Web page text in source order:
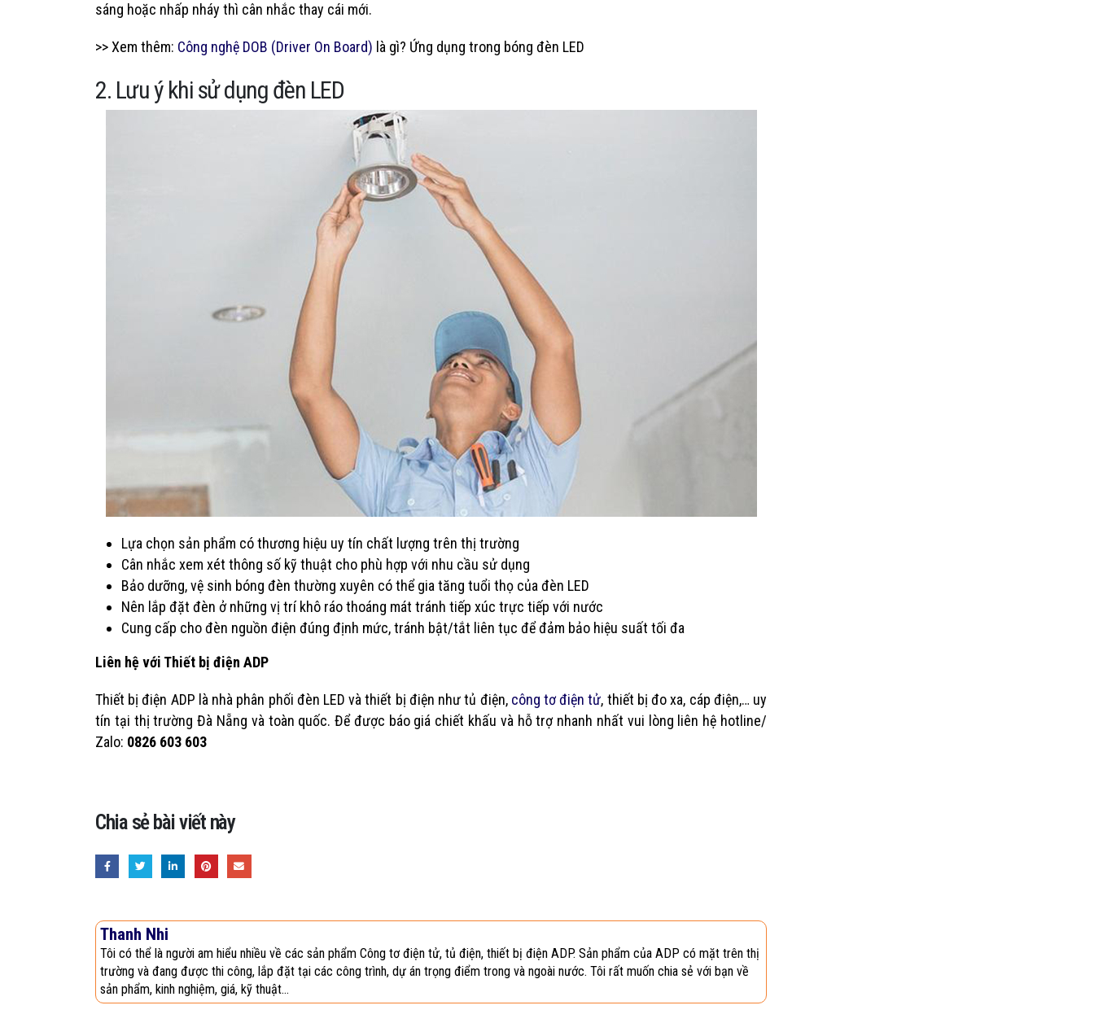
sáng hoặc nhấp nháy thì cân nhắc thay cái mới.
>> Xem thêm: Công nghệ DOB (Driver On Board) là gì? Ứng dụng trong bóng đèn LED
2. Lưu ý khi sử dụng đèn LED
Lựa chọn sản phẩm có thương hiệu uy tín chất lượng trên thị trường
Cân nhắc xem xét thông số kỹ thuật cho phù hợp với nhu cầu sử dụng
Bảo dưỡng, vệ sinh bóng đèn thường xuyên có thể gia tăng tuổi thọ của đèn LED
Nên lắp đặt đèn ở những vị trí khô ráo thoáng mát tránh tiếp xúc trực tiếp với nước
Cung cấp cho đèn nguồn điện đúng định mức, tránh bật/tắt liên tục để đảm bảo hiệu suất tối đa
Liên hệ với Thiết bị điện ADP
Thiết bị điện ADP là nhà phân phối đèn LED và thiết bị điện như tủ điện, công tơ điện tử, thiết bị đo xa, cáp điện,… uy
tín tại thị trường Đà Nẵng và toàn quốc. Để được báo giá chiết khấu và hỗ trợ nhanh nhất vui lòng liên hệ hotline/
Zalo: 0826 603 603
Chia sẻ bài viết này
Thanh Nhi
Tôi có thể là người am hiểu nhiều về các sản phẩm Công tơ điện tử, tủ điện, thiết bị điện ADP. Sản phẩm của ADP có mặt trên thị
trường và đang được thi công, lắp đặt tại các công trình, dự án trọng điểm trong và ngoài nước. Tôi rất muốn chia sẻ với bạn về
sản phẩm, kinh nghiệm, giá, kỹ thuật...